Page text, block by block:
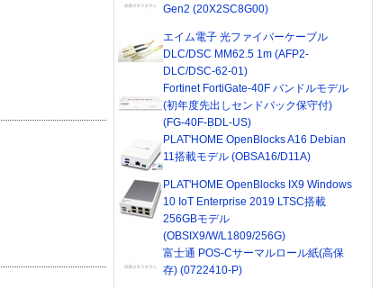
Gen2 (20X2SC8G00)
エイム電子 光ファイバーケーブル
DLC/DSC MM62.5 1m (AFP2-
DLC/DSC-62-01)
Fortinet FortiGate-40F バンドルモデル
(初年度先出しセンドバック保守付)
(FG-40F-BDL-US)
PLAT'HOME OpenBlocks A16 Debian
11搭載モデル (OBSA16/D11A)
PLAT'HOME OpenBlocks IX9 Windows
10 IoT Enterprise 2019 LTSC搭載
256GBモデル
(OBSIX9/W/L1809/256G)
富士通 POS-Cサーマルロール紙(高保
存) (0722410-P)